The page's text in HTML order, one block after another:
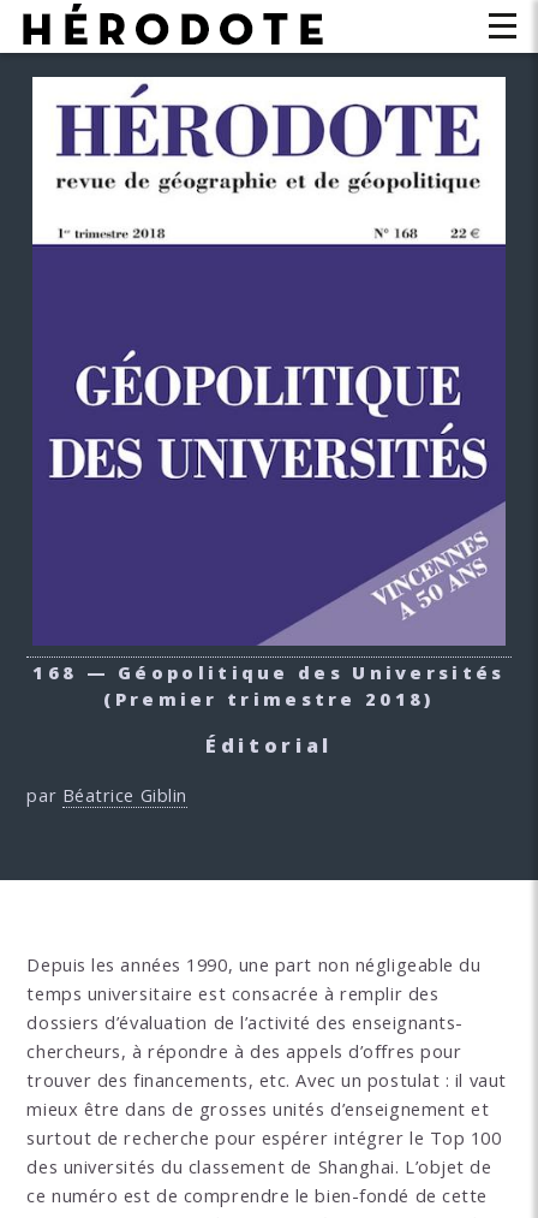
168 — Géopolitique des Universités
(Premier trimestre 2018)
Éditorial
par Béatrice Giblin
Depuis les années 1990, une part non négligeable du
temps universitaire est consacrée à remplir des
dossiers d’évaluation de l’activité des enseignants-
chercheurs, à répondre à des appels d’offres pour
trouver des financements, etc. Avec un postulat : il vaut
mieux être dans de grosses unités d’enseignement et
surtout de recherche pour espérer intégrer le Top 100
des universités du classement de Shanghai. L’objet de
ce numéro est de comprendre le bien-fondé de cette